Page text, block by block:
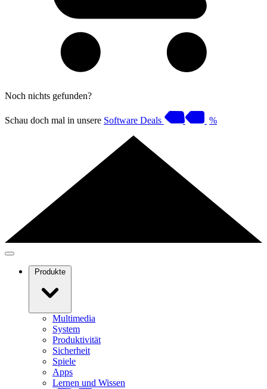
Noch nichts gefunden?
Schau doch mal in unsere Software Deals %
Produkte
Multimedia
System
Produktivität
Sicherheit
Spiele
Apps
Lernen und Wissen